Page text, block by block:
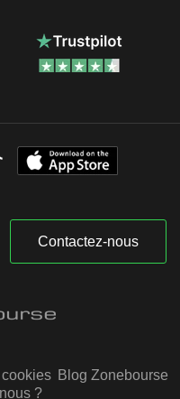
Contactez-nous
Blog Zonebourse
?